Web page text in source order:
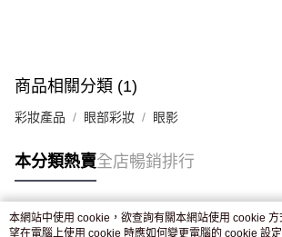
付款後門市自取，訂單確認後2-4個工作天到店
商品相關分類 (1)
彩妝產品 眼部彩妝 眼影
本分類熱賣全店暢銷排行
熱門標籤
本網站中使用 cookie，欲查詢有關本網站使用 cookie
望在電腦上使用 cookie 時應如何變更電腦的 cookie 設